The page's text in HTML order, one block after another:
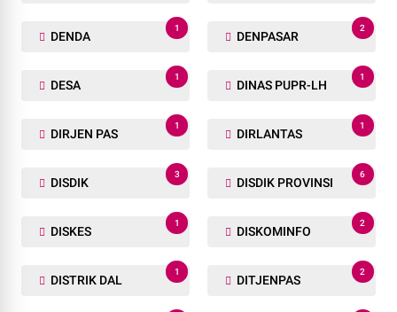
DENDA
1
DENPASAR
2
DESA
1
DINAS PUPR-LH
1
DIRJEN PAS
1
DIRLANTAS
1
DISDIK
3
DISDIK PROVINSI
6
DISKES
1
DISKOMINFO
2
DISTRIK DAL
1
DITJENPAS
2